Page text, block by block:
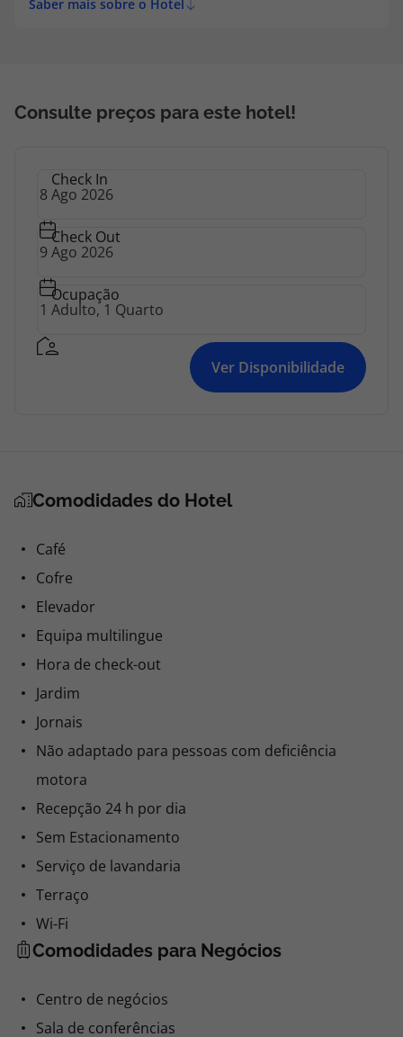
Saber mais sobre o Hotel
Consulte preços para este hotel!
Check In
Check Out
Ocupação
Ver Disponibilidade
Comodidades do Hotel
Café
Cofre
Elevador
Equipa multilingue
Hora de check-out
Jardim
Jornais
Não adaptado para pessoas com deficiência
motora
Recepção 24 h por dia
Sem Estacionamento
Serviço de lavandaria
Terraço
Wi-Fi
Comodidades para Negócios
Centro de negócios
Sala de conferências